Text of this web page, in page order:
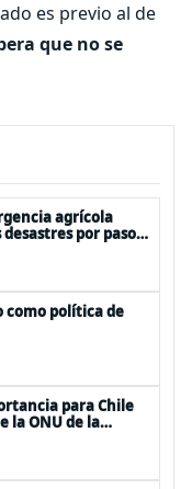
es previo al de
que no se
agrícola
por pasos
como política de
para Chile
la ONU de la
del